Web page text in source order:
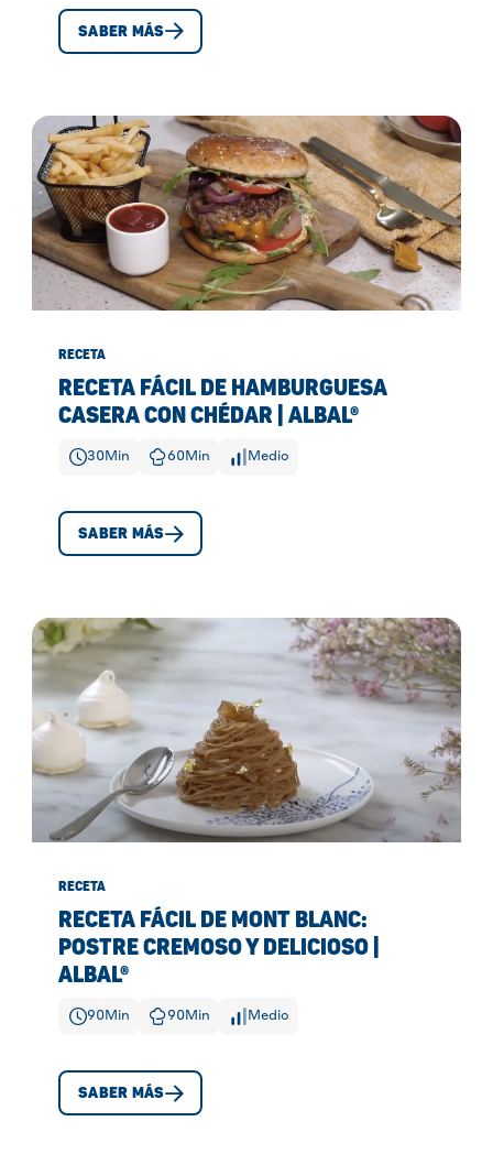
SABER MÁS
RECETA
RECETA FÁCIL DE HAMBURGUESA
CASERA CON CHÉDAR | ALBAL®
30Min 60Min Medio
SABER MÁS
RECETA
RECETA FÁCIL DE MONT BLANC:
POSTRE CREMOSO Y DELICIOSO |
ALBAL®
90Min 90Min Medio
SABER MÁS